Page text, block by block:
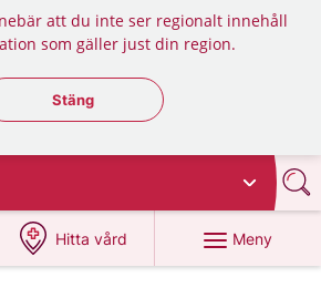
att du inte ser regionalt innehåll
som gäller just din region.
Stäng regionsväljaren
Stäng
Hitta vård
på 1177.se
Meny